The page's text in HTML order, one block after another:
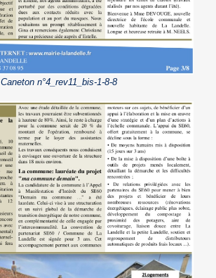
Caneton n°4_rev11_bis-1-8-8